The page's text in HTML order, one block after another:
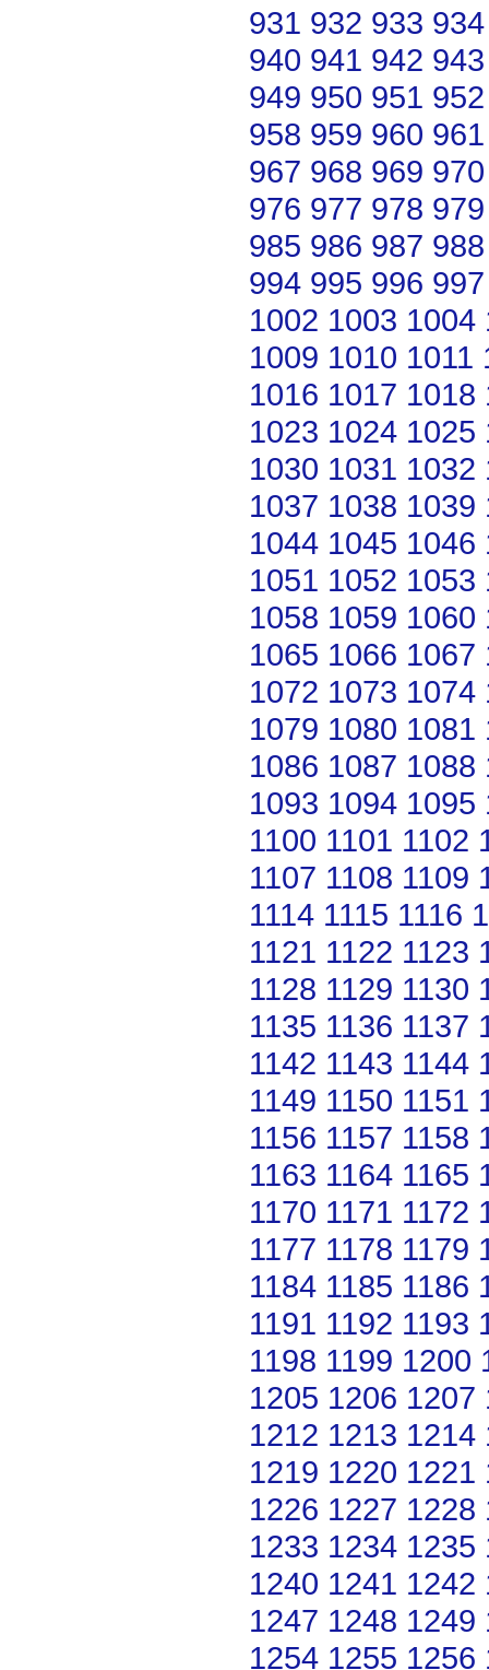
931 932 933 934
940 941 942 943
949 950 951 952
958 959 960 961
967 968 969 970
976 977 978 979
985 986 987 988
994 995 996 997
1002 1003 1004
1009 1010 1011
1016 1017 1018
1023 1024 1025
1030 1031 1032
1037 1038 1039
1044 1045 1046
1051 1052 1053
1058 1059 1060
1065 1066 1067
1072 1073 1074
1079 1080 1081
1086 1087 1088
1093 1094 1095
1100 1101 1102
1107 1108 1109
1114 1115 1116
1121 1122 1123
1128 1129 1130
1135 1136 1137
1142 1143 1144
1149 1150 1151
1156 1157 1158
1163 1164 1165
1170 1171 1172
1177 1178 1179
1184 1185 1186
1191 1192 1193
1198 1199 1200
1205 1206 1207
1212 1213 1214
1219 1220 1221
1226 1227 1228
1233 1234 1235
1240 1241 1242
1247 1248 1249
1254 1255 1256